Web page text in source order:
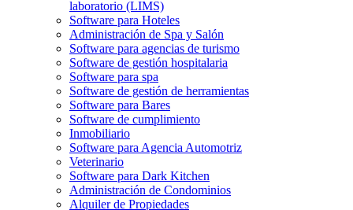
laboratorio (LIMS)
Software para Hoteles
Administración de Spa y Salón
Software para agencias de turismo
Software de gestión hospitalaria
Software para spa
Software de gestión de herramientas
Software para Bares
Software de cumplimiento
Inmobiliario
Software para Agencia Automotriz
Veterinario
Software para Dark Kitchen
Administración de Condominios
Alquiler de Propiedades